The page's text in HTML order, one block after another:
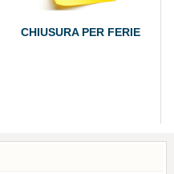
CHIUSURA PER FERIE